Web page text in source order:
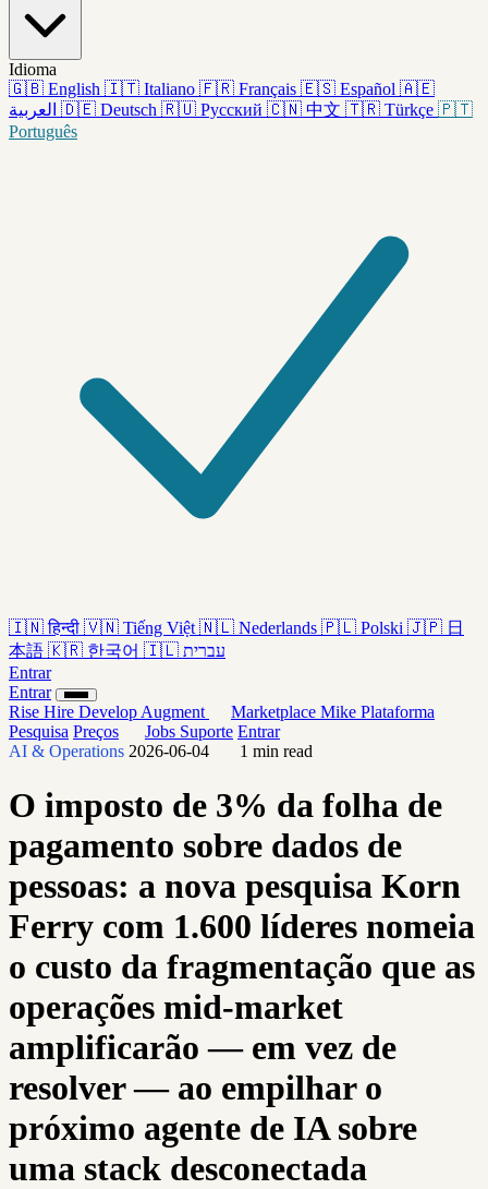
Idioma
🇬🇧 English 🇮🇹 Italiano 🇫🇷 Français 🇪🇸 Español 🇦🇪
العربية 🇩🇪 Deutsch 🇷🇺 Русский 🇨🇳 中文 🇹🇷 Türkçe 🇵🇹
Português
🇮🇳 हिन्दी 🇻🇳 Tiếng Việt 🇳🇱 Nederlands 🇵🇱 Polski 🇯🇵 日
本語 🇰🇷 한국어 🇮🇱 עברית
Entrar
Entrar
Rise Hire Develop Augment Marketplace Mike Plataforma
Pesquisa Preços Jobs Suporte Entrar
AI & Operations 2026-06-04 1 min read
O imposto de 3% da folha de
pagamento sobre dados de
pessoas: a nova pesquisa Korn
Ferry com 1.600 líderes nomeia
o custo da fragmentação que as
operações mid-market
amplificarão — em vez de
resolver — ao empilhar o
próximo agente de IA sobre
uma stack desconectada